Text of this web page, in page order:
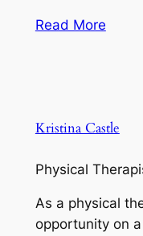
Read More
Kristina Castle
Physical
As a physical
opportunity on